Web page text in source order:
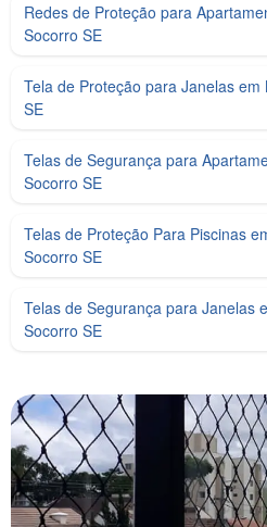
Redes de Proteção para
Socorro SE
Tela de Proteção para Janelas
SE
Telas de Segurança para
Socorro SE
Telas de Proteção Para Piscinas
Socorro SE
Telas de Segurança para Janelas
Socorro SE